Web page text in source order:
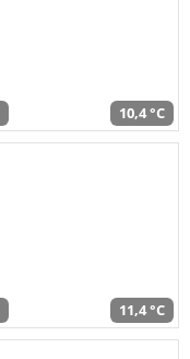
10,4 °C
11,4 °C